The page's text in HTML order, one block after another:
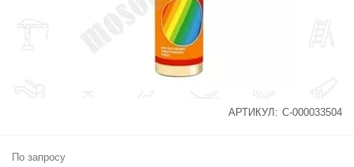
АРТИКУЛ: С-000033504
По запросу